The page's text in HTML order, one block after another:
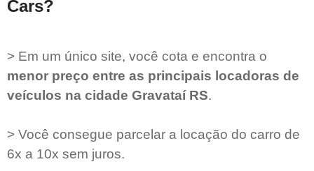
Cars?
> Em um único site, você cota e encontra o
menor preço entre as principais locadoras de
veículos na cidade Gravataí RS.
> Você consegue parcelar a locação do carro de
6x a 10x sem juros.